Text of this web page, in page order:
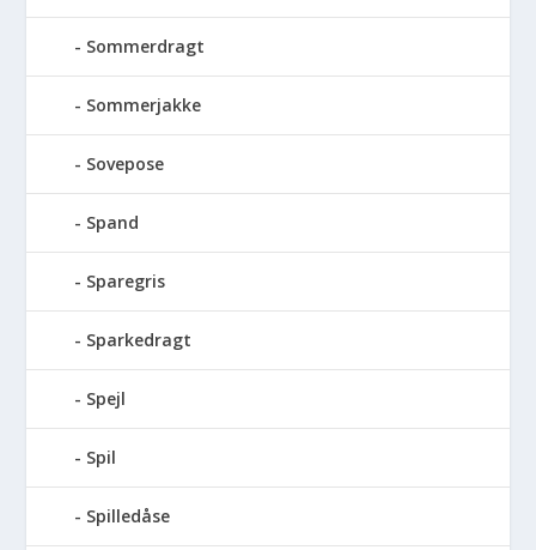
Sommerdragt
Sommerjakke
Sovepose
Spand
Sparegris
Sparkedragt
Spejl
Spil
Spilledåse